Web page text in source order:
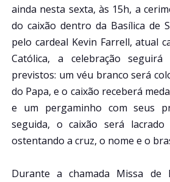
ainda nesta sexta, às 15h, a
do caixão dentro da Basílica de
pelo cardeal Kevin Farrell, atual
Católica, a celebração
previstos: um véu branco será
do Papa, e o caixão receberá
e um pergaminho com seus
seguida, o caixão será lacrado
ostentando a cruz, o nome e o
Durante a chamada Missa de